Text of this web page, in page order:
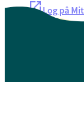
Log på